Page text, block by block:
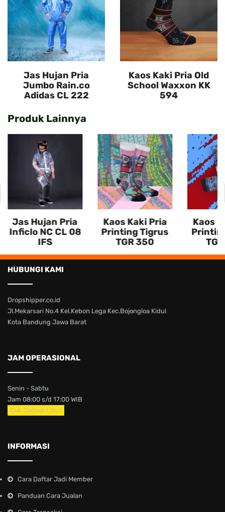
Jas Hujan Pria
Jumbo Rain.co
Adidas CL 222
Kaos Kaki Pria Old
School Waxxon KK
594
Produk Lainnya
Jas Hujan Pria
Inficlo NC CL 08
IFS
Kaos Kaki Pria
Printing Tigrus
TGR 350
Kaos
HUBUNGI KAMI
Dropshipper.co.id
Jl.Mekarsari No.4 Kel.Kebon Lega Kec.Bojongloa Kidul
Kota Bandung Jawa Barat
JAM OPERASIONAL
Senin - Sabtu
Jam 08:00 s/d 17:00 WIB
Cek Jadwal Libur
INFORMASI
Cara Daftar Jadi Member
Panduan Cara Jualan